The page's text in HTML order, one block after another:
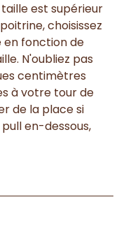
est supérieur
choisissez
fonction de
N'oubliez pas
centimètres
à votre tour de
de la place si
en-dessous,